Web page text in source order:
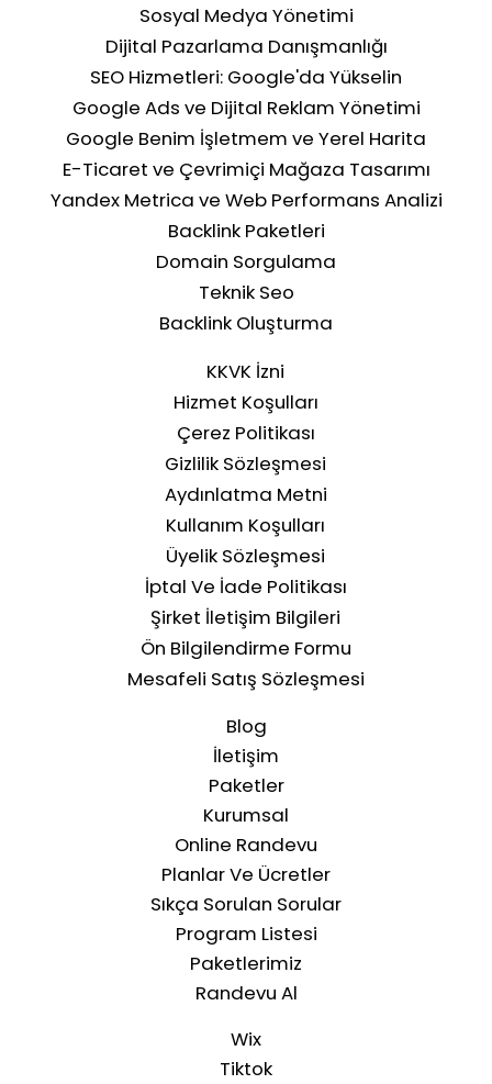
Anahtar kelime çakışmasını önleme
rehberi
Sosyal Medya Yönetimi
Dijital Pazarlama Danışmanlığı
SEO Hizmetleri: Google'da Yükselin
Google Ads ve Dijital Reklam Yönetimi
Google Benim İşletmem ve Yerel Harita
E-Ticaret ve Çevrimiçi Mağaza Tasarımı
Yandex Metrica ve Web Performans Analizi
Backlink Paketleri
Domain Sorgulama
Teknik Seo
Backlink Oluşturma
KKVK İzni
Hizmet Koşulları
Çerez Politikası
Gizlilik Sözleşmesi
Aydınlatma Metni
Kullanım Koşulları
Üyelik Sözleşmesi
İptal Ve İade Politikası
Şirket İletişim Bilgileri
Ön Bilgilendirme Formu
Mesafeli Satış Sözleşmesi
Blog
İletişim
Paketler
Kurumsal
Online Randevu
Planlar Ve Ücretler
Sıkça Sorulan Sorular
Program Listesi
Paketlerimiz
Randevu Al
Wix
Tiktok